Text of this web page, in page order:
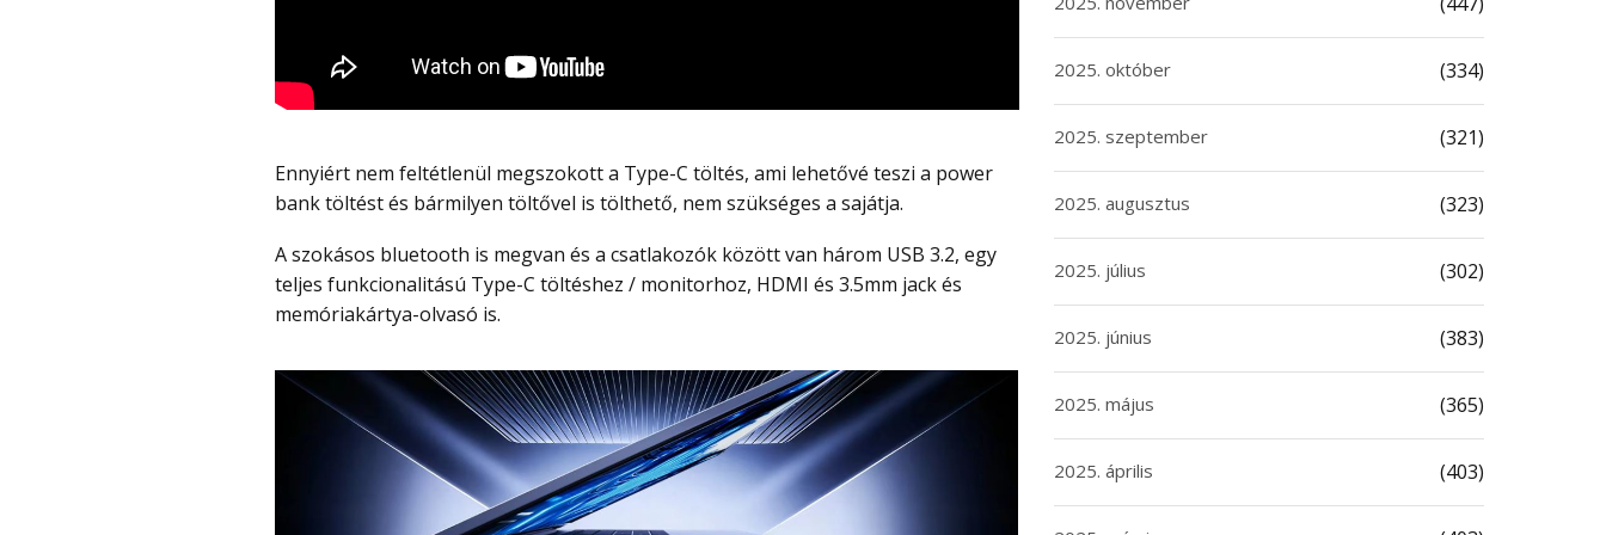
Ennyiért nem feltétlenül megszokott a Type-C töltés, ami lehetővé teszi a power
bank töltést és bármilyen töltővel is tölthető, nem szükséges a sajátja.
A szokásos bluetooth is megvan és a csatlakozók között van három USB 3.2, egy
teljes funkcionalitású Type-C töltéshez / monitorhoz, HDMI és 3.5mm jack és
memóriakártya-olvasó is.
2025. október (334)
2025. szeptember (321)
2025. augusztus (323)
2025. július (302)
2025. június (383)
2025. május (365)
2025. április (403)